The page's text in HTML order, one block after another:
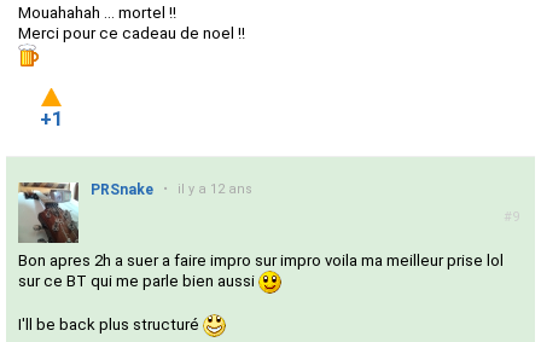
Mouahahah ... mortel !!
Merci pour ce cadeau de noel !!
+1
#9
PRSnake • il y a 12 ans
Bon apres 2h a suer a faire impro sur impro voila ma meilleur prise lol
sur ce BT qui me parle bien aussi
I'll be back plus structuré